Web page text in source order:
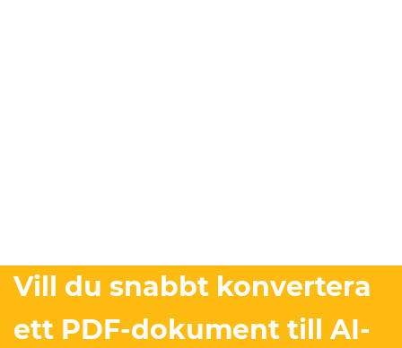
Vill du snabbt konvertera
ett PDF-dokument till AI-